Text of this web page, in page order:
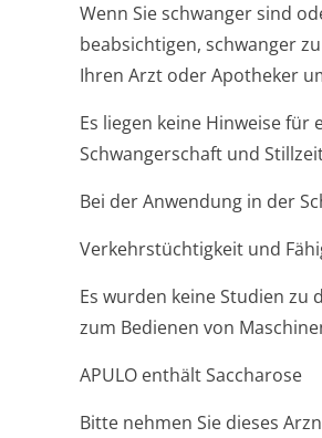
Wenn Sie schwanger sind
beabsichtigen, schwanger
Ihren Arzt oder Apotheker
Es liegen keine Hinweise
Schwangerschaft und
Bei der Anwendung in der
Verkehrstüchtigkeit und
Es wurden keine Studien zu
zum Bedienen von
APULO enthält Saccharose
Bitte nehmen Sie dieses